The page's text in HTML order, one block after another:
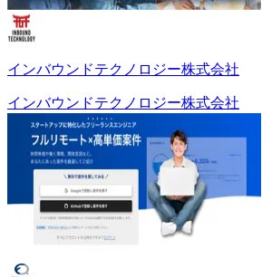
インバウンドテクノロジー株式会社
インバウンドテクノロジー株式会社